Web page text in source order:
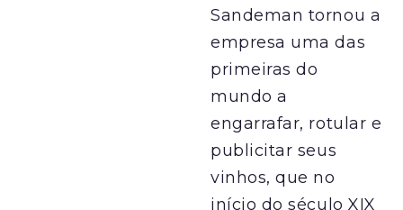
Sandeman tornou a
empresa uma das
primeiras do
mundo a
engarrafar, rotular e
publicitar seus
vinhos, que no
início do século XIX